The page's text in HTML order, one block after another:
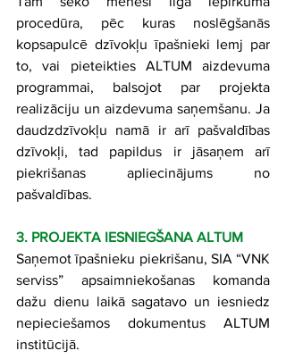
procedūra, pēc kuras noslēgšanās
kopsapulcē dzīvokļu īpašnieki lemj par
to, vai pieteikties ALTUM aizdevuma
programmai, balsojot par projekta
realizāciju un aizdevuma saņemšanu. Ja
daudzdzīvokļu namā ir arī pašvaldības
dzīvokļi, tad papildus ir jāsaņem arī
piekrišanas apliecinājums no
pašvaldības.
3. PROJEKTA IESNIEGŠANA ALTUM
Saņemot īpašnieku piekrišanu, SIA “VNK
serviss” apsaimniekošanas komanda
dažu dienu laikā sagatavo un iesniedz
nepieciešamos dokumentus ALTUM
institūcijā.